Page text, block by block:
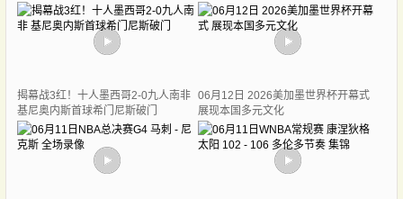
揭幕战3红！十人墨西哥2-0九人南非
基尼奥内斯首球希门尼斯破门
06月12日 2026美加墨世界杯开幕式
展现本国多元文化